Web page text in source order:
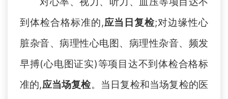
到体检合格标准的,应当日复检;对边缘性心
脏杂音、病理性心电图、病理性杂音、频发
早搏(心电图证实)等项目达不到体检合格标
准的,应当场复检。 当日复检和当场复检的医